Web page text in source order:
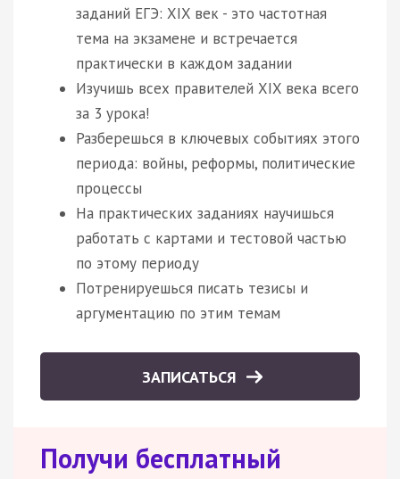
заданий ЕГЭ: XIX век - это частотная
тема на экзамене и встречается
практически в каждом задании
Изучишь всех правителей XIX века всего
за 3 урока!
Разберешься в ключевых событиях этого
периода: войны, реформы, политические
процессы
На практических заданиях научишься
работать с картами и тестовой частью
по этому периоду
Потренируешься писать тезисы и
аргументацию по этим темам
ЗАПИСАТЬСЯ
Получи бесплатный